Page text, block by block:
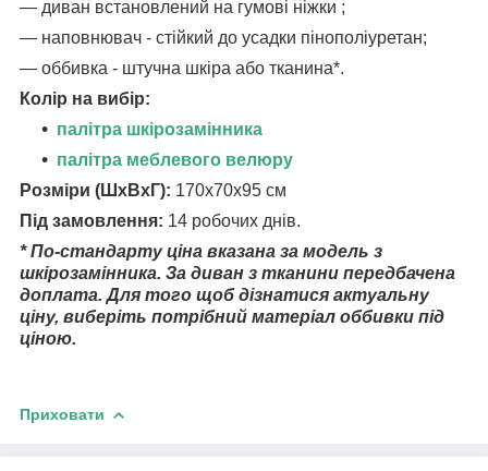
― диван встановлений на гумові ніжки ;
― наповнювач - стійкий до усадки пінополіуретан;
― оббивка - штучна шкіра або тканина*.
Колір на вибір:
палітра шкірозамінника
палітра меблевого велюру
Розміри (ШхВхГ): 170х70х95 см
Під замовлення: 14 робочих днів.
* По-стандарту ціна вказана за модель з
шкірозамінника. За диван з тканини передбачена
доплата. Для того щоб дізнатися актуальну
ціну, виберіть потрібний матеріал оббивки під
ціною.
Приховати